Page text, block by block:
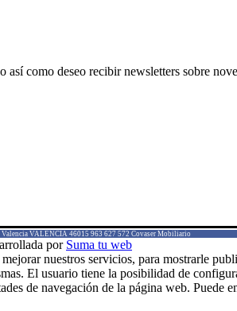
así como deseo recibir newsletters sobre
Valencia VALENCIA 46015 963 627 572 Covaser Mobiliario
por Suma tu web
nuestros servicios, para mostrarle
El usuario tiene la posibilidad de
de navegación de la página web. Puede